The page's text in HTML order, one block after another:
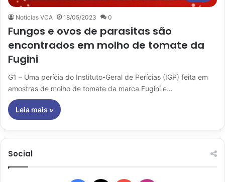
Notícias VCA 18/05/2023 0
Fungos e ovos de parasitas são
encontrados em molho de tomate da
Fugini
G1 – Uma perícia do Instituto-Geral de Perícias (IGP) feita em
amostras de molho de tomate da marca Fugini e…
Leia mais »
Social